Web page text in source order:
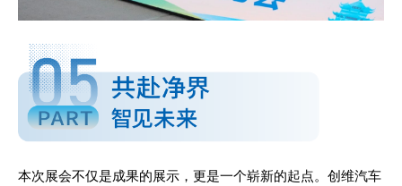
My account
本次展会不仅是成果的展示，更是一个崭新的起点。创维汽车